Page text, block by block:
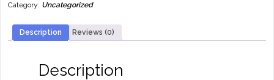
Biogas
Category: Uncategorized
Description Reviews (0)
Description